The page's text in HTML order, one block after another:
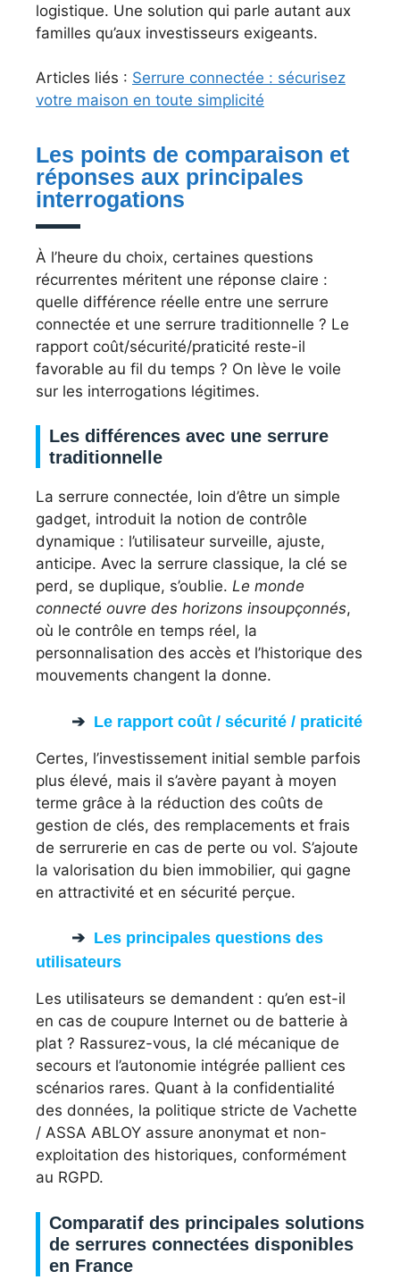
logistique. Une solution qui parle autant aux
familles qu’aux investisseurs exigeants.
Articles liés : Serrure connectée : sécurisez
votre maison en toute simplicité
Les points de comparaison et
réponses aux principales
interrogations
À l’heure du choix, certaines questions
récurrentes méritent une réponse claire :
quelle différence réelle entre une serrure
connectée et une serrure traditionnelle ? Le
rapport coût/sécurité/praticité reste-il
favorable au fil du temps ? On lève le voile
sur les interrogations légitimes.
Les différences avec une serrure
traditionnelle
La serrure connectée, loin d’être un simple
gadget, introduit la notion de contrôle
dynamique : l’utilisateur surveille, ajuste,
anticipe. Avec la serrure classique, la clé se
perd, se duplique, s’oublie. Le monde
connecté ouvre des horizons insoupçonnés,
où le contrôle en temps réel, la
personnalisation des accès et l’historique des
mouvements changent la donne.
Le rapport coût / sécurité / praticité
Certes, l’investissement initial semble parfois
plus élevé, mais il s’avère payant à moyen
terme grâce à la réduction des coûts de
gestion de clés, des remplacements et frais
de serrurerie en cas de perte ou vol. S’ajoute
la valorisation du bien immobilier, qui gagne
en attractivité et en sécurité perçue.
Les principales questions des
utilisateurs
Les utilisateurs se demandent : qu’en est-il
en cas de coupure Internet ou de batterie à
plat ? Rassurez-vous, la clé mécanique de
secours et l’autonomie intégrée pallient ces
scénarios rares. Quant à la confidentialité
des données, la politique stricte de Vachette
/ ASSA ABLOY assure anonymat et non-
exploitation des historiques, conformément
au RGPD.
Comparatif des principales solutions
de serrures connectées disponibles
en France